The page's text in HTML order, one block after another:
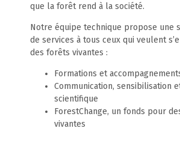
que la forêt rend à la société.
Notre équipe technique propose une
de services à tous ceux qui veulent
des forêts vivantes :
Formations et
Communication, sensibilisation
scientifique
ForestChange, un fonds pour
vivantes